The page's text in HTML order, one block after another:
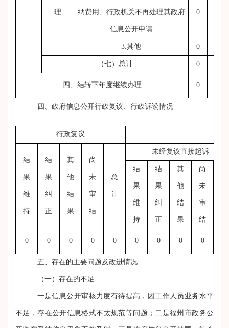
理 纳费用、行政机关不再处理其政府
信息公开申请
0
3.其他 0
（七）总计 0
四、结转下年度继续办理 0
四、政府信息公开行政复议、行政诉讼情况
行政复议
结
果
维
持
结
果
纠
正
其
他
结
果
尚
未
审
结
总
计
未经复议直接起诉
结
果
维
持
结
果
纠
正
其
他
结
果
尚
未
审
结
0 0 0 0 0 0 0 0 0
五、存在的主要问题及改进情况
（一） 存在的不足
一是信息公开审核力度有待提高， 因 工作人员业务水平
不足，存在公开信息格式不太规范等问题； 二是福州市政务公